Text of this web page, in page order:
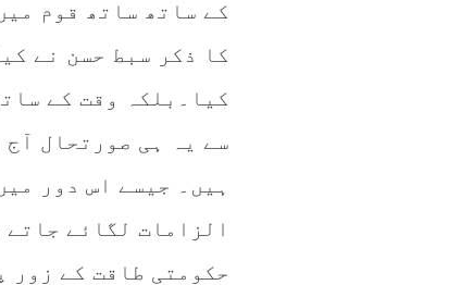
کے ساتھ ساتھ قوم
کا ذکر سبط حسن نے
کیا۔بلکہ وقت کے
سے یہ ہی صورتحال
ہیں۔ جیسے اس دور
الزامات لگائے
حکومتی طاقت کے زور